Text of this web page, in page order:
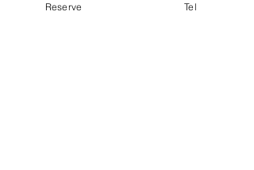
Reserve Tel